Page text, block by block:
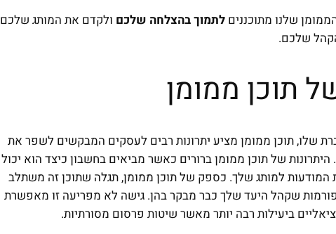
שלנו מתוכננים לתמוך בהצלחה שלכם ולקדם את המותג שלכם
שלכם.
תוכן ממומן
שלו, תוכן ממומן מציע יתרונות רבים לעסקים המבקשים לשפר את
של תוכן ממומן ברורים כאשר מביאים בחשבון כיצד הוא יכול
המודעות למותג שלך. כספק של תוכן ממומן, תגלה שתוכן זה משתלב
שקהל היעד שלך כבר מבקר בהן. גישה לא מפריעה זו מאפשרת
ביעילות רבה יותר מאשר שיטות פרסום מסורתיות.